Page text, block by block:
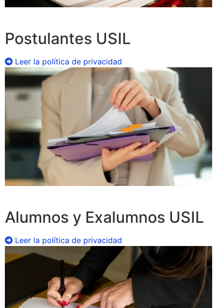
Postulantes USIL
Leer la política de privacidad
Alumnos y Exalumnos USIL
Leer la política de privacidad